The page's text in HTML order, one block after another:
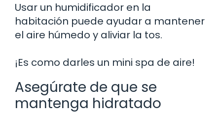
Usar un humidificador en la
habitación puede ayudar a mantener
el aire húmedo y aliviar la tos.
¡Es como darles un mini spa de aire!
Asegúrate de que se
mantenga hidratado